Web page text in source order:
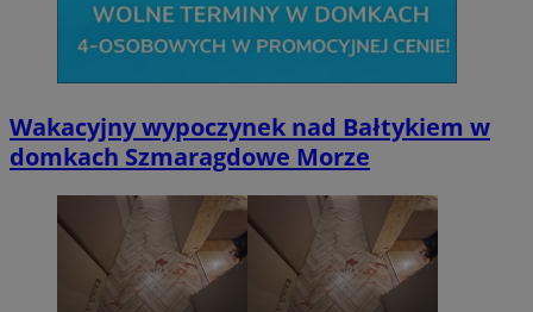
Wakacyjny wypoczynek nad Bałtykiem w
domkach Szmaragdowe Morze